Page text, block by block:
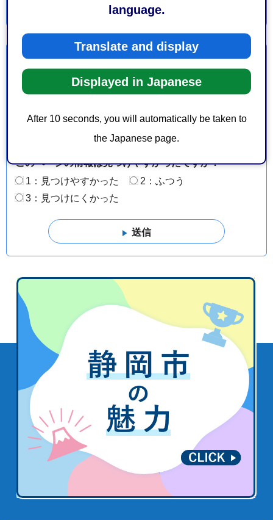
language.
Translate and display
Displayed in Japanese
After 10 seconds, you will automatically be taken to
the Japanese page.
より良いウェブサイトにするためにみなさまのご意
見をお聞かせください
1：役に立った
2：ふつう
3：役に立たなかった
このページの情報は見つけやすかったですか？
1：見つけやすかった
2：ふつう
3：見つけにくかった